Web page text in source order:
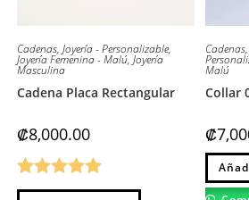
Cadenas, Joyería - Personalizable,
Joyería Femenina - Malú, Joyería
Masculina
Cadena Placa Rectangular
₡8,000.00
Valorado
Este
Cadenas,
Malú
Collar
₡